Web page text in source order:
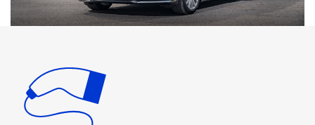
müssen. Unsere Heimladestationen sind in verschiedenen
Leistungsstufen erhältlich, darunter 1-phasig 16A, 1-phasig
maximale Ladeleistung an einer AC-Ladestation laden
kann. Unsere Ladekabel und Adapter sind ebenfalls eine
großartige Option für das Laden Ihres Elektrofahrzeugs.